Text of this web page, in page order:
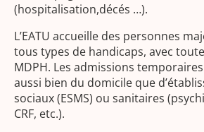
(hospitalisation,décés …).
L’EATU accueille des personnes
tous types de handicaps, avec
MDPH. Les admissions
aussi bien du domicile que
sociaux (ESMS) ou sanitaires
CRF, etc.).